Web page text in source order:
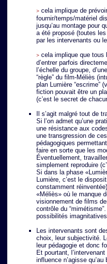
> cela implique de
fournir/temps/matériel
jusqu’au montage pour
a été proposé (toutes
par les intervenants ou
> cela implique que
d’entrer parfois
l’échelle du groupe,
“règle” du film-Méliès
plan Lumière “escrime”
fiction pouvait être un
(c’est le secret de
Il s’agit malgré tout de
Si l’on admet qu’une
une résistance aux
une transgression de
pédagogiques
faire en sorte que les
Éventuellement,
simplement reproduire
Si dans la phase
Lumière, c’est le
constamment
«Méliès» où le manque
visionnement de films
contrôle du
possibilités
Les intervenants sont
choix, leur subjectivité.
leur pédagogie et donc
Et pourtant,
influence n’agisse